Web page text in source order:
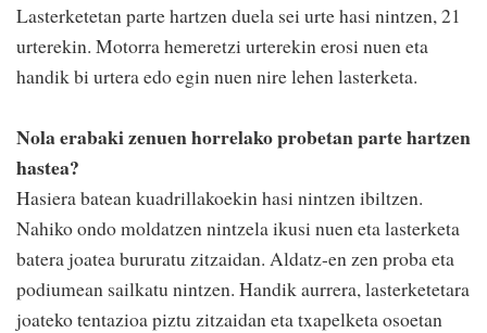
Lasterketetan parte hartzen duela sei urte hasi nintzen, 21
urterekin. Motorra hemeretzi urterekin erosi nuen eta
handik bi urtera edo egin nuen nire lehen lasterketa.
Nola erabaki zenuen horrelako probetan parte hartzen
hastea?
Hasiera batean kuadrillakoekin hasi nintzen ibiltzen.
Nahiko ondo moldatzen nintzela ikusi nuen eta lasterketa
batera joatea bururatu zitzaidan. Aldatz-en zen proba eta
podiumean sailkatu nintzen. Handik aurrera, lasterketetara
joateko tentazioa piztu zitzaidan eta txapelketa osoetan